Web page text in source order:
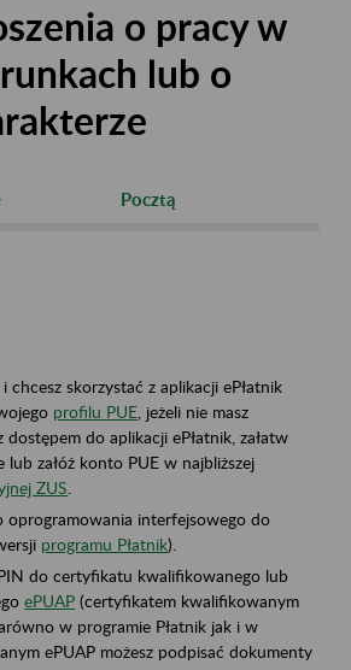
o pracy w
lub o
i chcesz skorzystać z aplikacji ePłatnik
profilu PUE , jeżeli nie masz
do aplikacji ePłatnik, załatw
załóż konto PUE w najbliższej
ZUS
oprogramowania interfejsowego do
programu Płatnik).
do certyfikatu kwalifikowanego lub
ePUAP (certyfikatem kwalifikowanym
w programie Płatnik jak i w
ePUAP możesz podpisać dokumenty
Pocztą